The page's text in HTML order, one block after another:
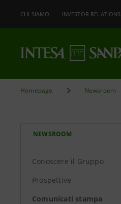
CHI SIAMO INVESTOR RELATIONS
Homepage Newsroom
NEWSROOM
Conoscere il Gruppo
Prospettive
Comunicati stampa